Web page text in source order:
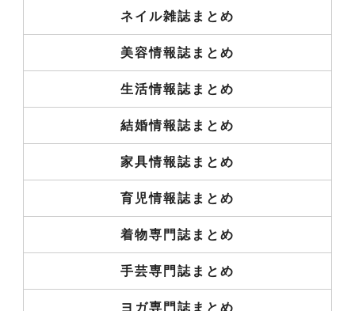
ネイル雑誌まとめ
美容情報誌まとめ
生活情報誌まとめ
結婚情報誌まとめ
家具情報誌まとめ
育児情報誌まとめ
着物専門誌まとめ
手芸専門誌まとめ
ヨガ専門誌まとめ